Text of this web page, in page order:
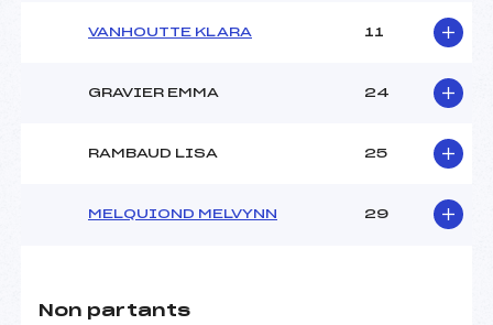
VANHOUTTE KLARA 11
GRAVIER EMMA 24
RAMBAUD LISA 25
MELQUIOND MELVYNN 29
Non partants